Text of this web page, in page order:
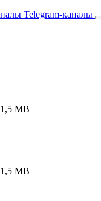
Telegram-каналы
MB
MB